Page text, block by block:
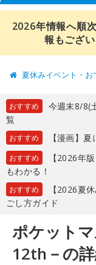
2026年情報へ順
報もござ
夏休みイベント・お
おすすめ
今週末8/8(
覧
おすすめ 【漫画】
おすすめ
【2026年
もわかる！
おすすめ
【2026夏
ごし方ガイド
ポケット
12th－の